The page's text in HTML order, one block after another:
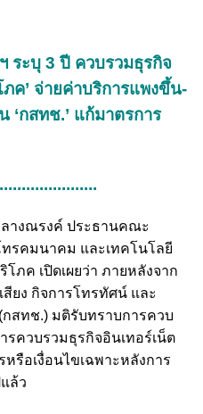
ระบุ 3 ปี ควบรวมธุรกิจ
ภค’ จ่ายค่าบริการแพงขึ้น-
กสทช.’ แก้มาตรการ
างณรงค์ ประธานคณะ
รคมนาคม และเทคโนโลยี
ภค เปิดเผยว่า ภายหลังจาก
ยง กิจการโทรทัศน์ และ
สทช.) มติรับทราบการควบ
ควบรวมธุรกิจอินเทอร์เน็ต
รือเงื่อนไขเฉพาะหลังการ
ล้ว